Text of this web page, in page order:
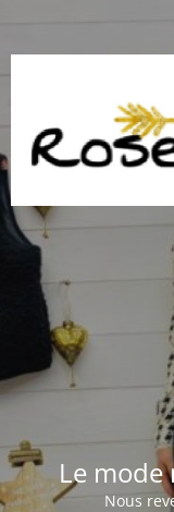
Le mode
Nous